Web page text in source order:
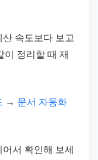
속도보다 보고
이 정리할 때 재
→ 문서 자동화
어서 확인해 보세